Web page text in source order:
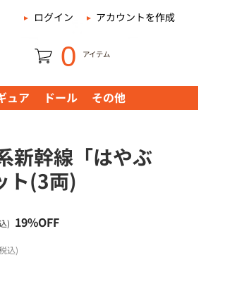
ログイン | アカウントを作成
0 アイテム
ュア ドール その他
新幹線「はやぶ
ト(3両)
) 19%OFF
込)